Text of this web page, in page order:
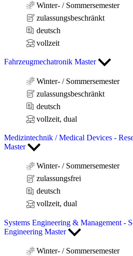
Winter- / Sommersemester
zulassungsbeschränkt
deutsch
vollzeit
Fahrzeugmechatronik Master
Winter- / Sommersemester
zulassungsbeschränkt
deutsch
vollzeit, dual
Medizintechnik / Medical Devices -
Master
Winter- / Sommersemester
zulassungsfrei
deutsch
vollzeit, dual
Systems Engineering & Management -
Engineering Master
Winter- / Sommersemester